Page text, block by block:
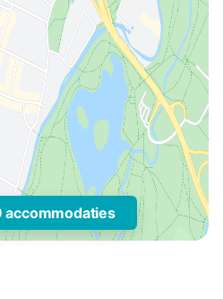
accommodaties